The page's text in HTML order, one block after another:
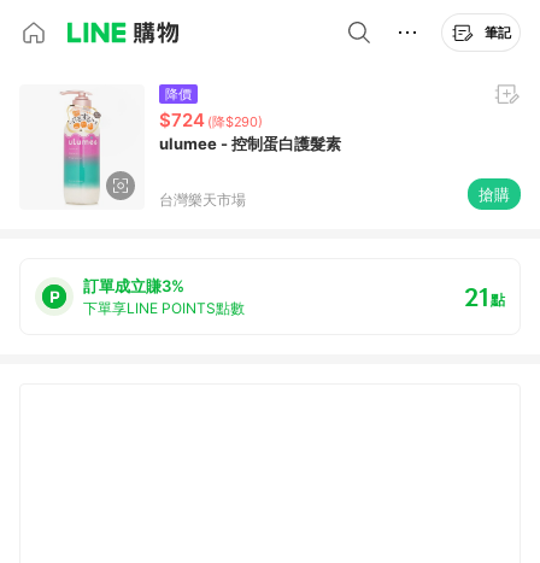
筆記
降價
$724 (降$290)
ulumee - 控制蛋白護髮素
台灣樂天市場 搶購
訂單成立賺3%
下單享LINE POINTS點數 21點